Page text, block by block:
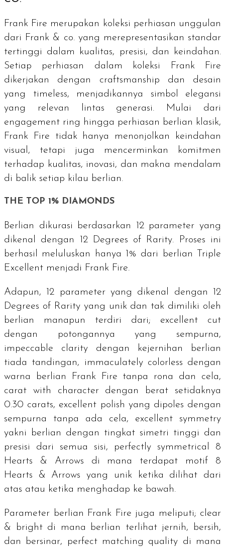
Frank Fire merupakan koleksi perhiasan unggulan
dari Frank & co. yang merepresentasikan standar
tertinggi dalam kualitas, presisi, dan keindahan.
Setiap perhiasan dalam koleksi Frank Fire
dikerjakan dengan craftsmanship dan desain
yang timeless, menjadikannya simbol elegansi
yang relevan lintas generasi. Mulai dari
engagement ring hingga perhiasan berlian klasik,
Frank Fire tidak hanya menonjolkan keindahan
visual, tetapi juga mencerminkan komitmen
terhadap kualitas, inovasi, dan makna mendalam
di balik setiap kilau berlian.
THE TOP 1% DIAMONDS
Berlian dikurasi berdasarkan 12 parameter yang
dikenal dengan
12 Degrees of Rarity. Proses ini
berhasil meluluskan hanya 1% dari berlian
Triple
Excellent menjadi Frank Fire.
Adapun, 12 parameter yang dikenal dengan 12
Degrees of Rarityyang unik dan tak dimiliki oleh
berlian manapun terdiri dari; excellent cut
dengan potongannya yang sempurna,
impeccable clarity dengan kejernihan berlian
tiada tandingan, immaculately colorless dengan
warna berlian Frank Fire tanpa rona dan cela,
carat with character dengan berat setidaknya
0.30 carats, excellent polish yang dipoles dengan
sempurna tanpa ada cela, excellent symmetry
yakni berlian dengan tingkat simetri tinggi dan
presisi dari semua sisi, perfectly symmetrical 8
Hearts & Arrows di mana terdapat motif 8
Hearts & Arrowsyang unik ketika dilihat dari
atas atau ketika menghadap ke bawah.
Parameter berlian Frank Fire juga meliputi; clear
& bright di mana berlian terlihat jernih, bersih,
dan bersinar,
perfect matching quality di mana